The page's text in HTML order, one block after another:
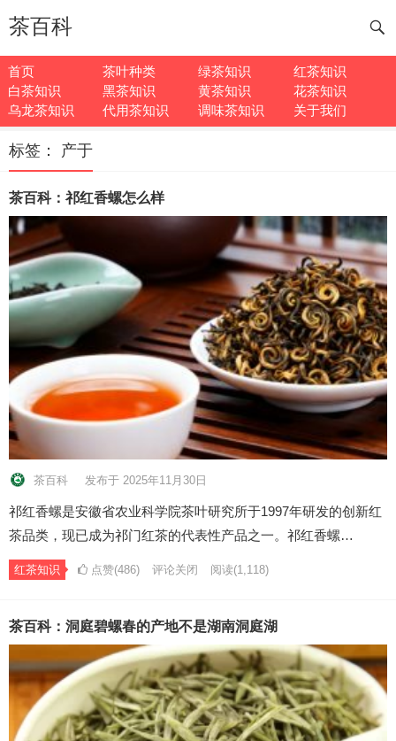
茶百科
首页 茶叶种类 绿茶知识
红茶知识
白茶知识
黑茶知识 黄茶知识
花茶知识
乌龙茶知识
代用茶知识 调味茶知识 关于我们
标签： 产于
茶百科：祁红香螺怎么样
茶百科 发布于 2025年11月30日
祁红香螺是安徽省农业科学院茶叶研究所于1997年研发的创新红
茶品类，现已成为祁门红茶的代表性产品之一。祁红香螺…
红茶知识 点赞(486) 评论关闭 阅读(1,118)
茶百科：洞庭碧螺春的产地不是湖南洞庭湖